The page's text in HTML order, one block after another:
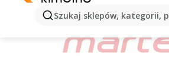
Szukaj sklepów, kategorii,